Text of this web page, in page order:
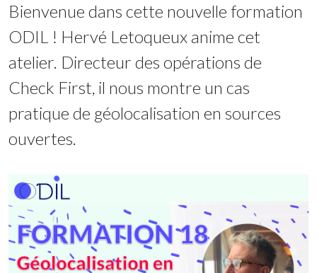
Bienvenue dans cette nouvelle formation
ODIL ! Hervé Letoqueux anime cet
atelier. Directeur des opérations de
Check First, il nous montre un cas
pratique de géolocalisation en sources
ouvertes.